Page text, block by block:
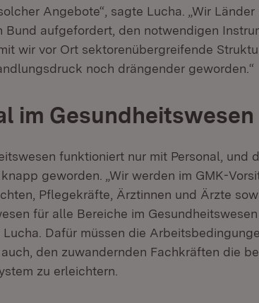
Angebote“, sagte Lucha. „Wir
Bund aufgefordert, den notwendigen
wir vor Ort sektorenübergreifende
noch drängender geworden.“
im Gesundheitswesen
funktioniert nur mit Personal, und
geworden. „Wir werden im GMK-
Pflegekräfte, Ärztinnen und Ärzte
für alle Bereiche im
Lucha. Dafür müssen die
den zuwandernden Fachkräften die
zu erleichtern.